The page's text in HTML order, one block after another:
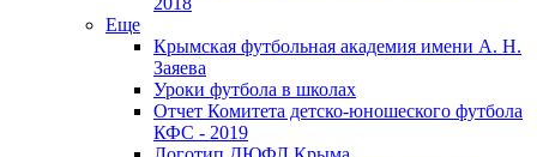
Еще
Крымская футбольная академия имени А. Н.
Заяева
Уроки футбола в школах
Отчет Комитета детско-юношеского футбола
КФС - 2019